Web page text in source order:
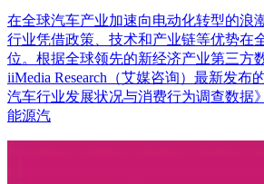
在全球汽车产业加速向电动化转型的浪
行业凭借政策、技术和产业链等优势在
位。根据全球领先的新经济产业第三方
iiMedia Research（艾媒咨询）最新发布
汽车行业发展状况与消费行为调查数据
能源汽